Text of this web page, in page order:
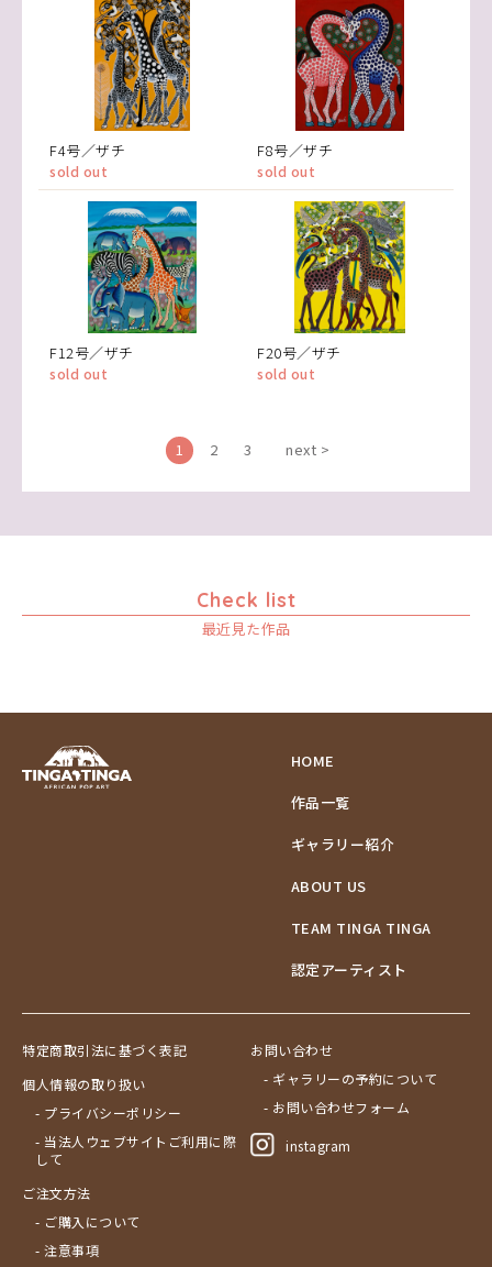
F4号／ザチ
sold out
F8号／ザチ
sold out
F12号／ザチ
sold out
F20号／ザチ
sold out
1 2 3 next >
Check list
最近見た作品
HOME
作品一覧
ギャラリー紹介
ABOUT US
TEAM TINGA TINGA
認定アーティスト
特定商取引法に基づく表記
個人情報の取り扱い
- プライバシーポリシー
- 当法人ウェブサイトご利用に際
して
ご注文方法
- ご購入について
- 注意事項
お問い合わせ
- ギャラリーの予約について
- お問い合わせフォーム
instagram